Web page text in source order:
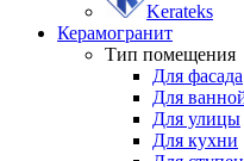
Kerateks
Керамогранит
Тип помещения
Для фасада
Для
Для улицы
Для кухни